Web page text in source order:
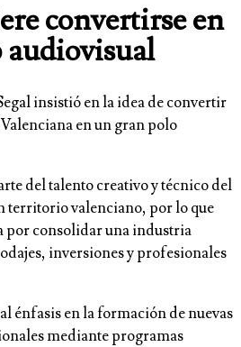
convertirse en
insistió en la idea de convertir
en un gran polo
del talento creativo y técnico del
territorio valenciano, por lo que
por consolidar una industria
inversiones y profesionales
énfasis en la formación de nuevas
mediante programas